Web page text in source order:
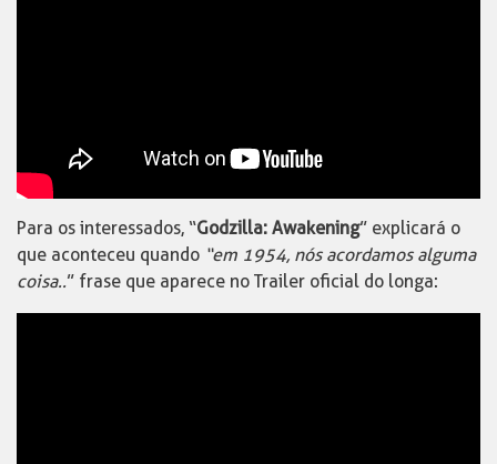
Para os interessados, “Godzilla: Awakening” explicará o
que aconteceu quando “em 1954, nós acordamos alguma
coisa..” frase que aparece no Trailer oficial do longa: